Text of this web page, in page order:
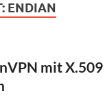
ENDIAN
mit